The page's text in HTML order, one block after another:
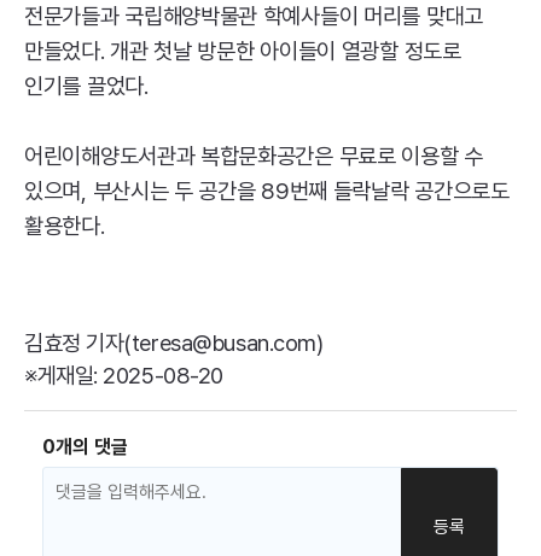
전문가들과 국립해양박물관 학예사들이 머리를 맞대고
만들었다. 개관 첫날 방문한 아이들이 열광할 정도로
인기를 끌었다.
어린이해양도서관과 복합문화공간은 무료로 이용할 수
있으며, 부산시는 두 공간을 89번째 들락날락 공간으로도
활용한다.
김효정 기자(teresa@busan.com)
※게재일: 2025-08-20
0개의 댓글